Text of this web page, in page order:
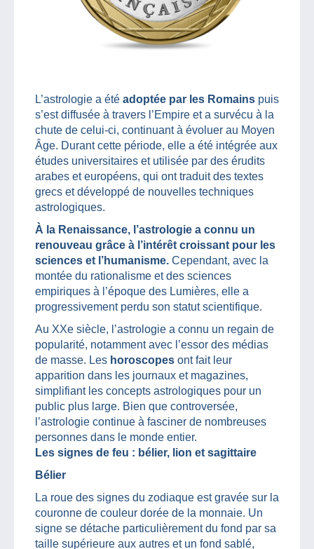
L’astrologie a été adoptée par les Romains puis
s’est diffusée à travers l’Empire et a survécu à la
chute de celui-ci, continuant à évoluer au Moyen
Âge. Durant cette période, elle a été intégrée aux
études universitaires et utilisée par des érudits
arabes et européens, qui ont traduit des textes
grecs et développé de nouvelles techniques
astrologiques.
À la Renaissance, l’astrologie a connu un
renouveau grâce à l’intérêt croissant pour les
sciences et l’humanisme. Cependant, avec la
montée du rationalisme et des sciences
empiriques à l’époque des Lumières, elle a
progressivement perdu son statut scientifique.
Au XXe siècle, l’astrologie a connu un regain de
popularité, notamment avec l’essor des médias
de masse. Les horoscopes ont fait leur
apparition dans les journaux et magazines,
simplifiant les concepts astrologiques pour un
public plus large. Bien que controversée,
l’astrologie continue à fasciner de nombreuses
personnes dans le monde entier.
Les signes de feu : bélier, lion et sagittaire
Bélier
La roue des signes du zodiaque est gravée sur la
couronne de couleur dorée de la monnaie. Un
signe se détache particulièrement du fond par sa
taille supérieure aux autres et un fond sablé,